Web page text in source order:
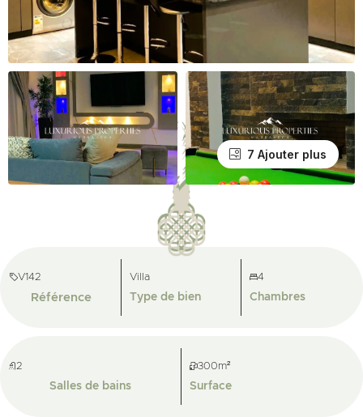
7 Ajouter plus
V142
Référence
Villa
Type de bien
4
Chambres
2
Salles de bains
300m²
Surface